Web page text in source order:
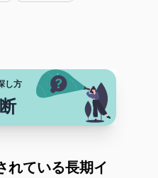
し方
れている長期イ